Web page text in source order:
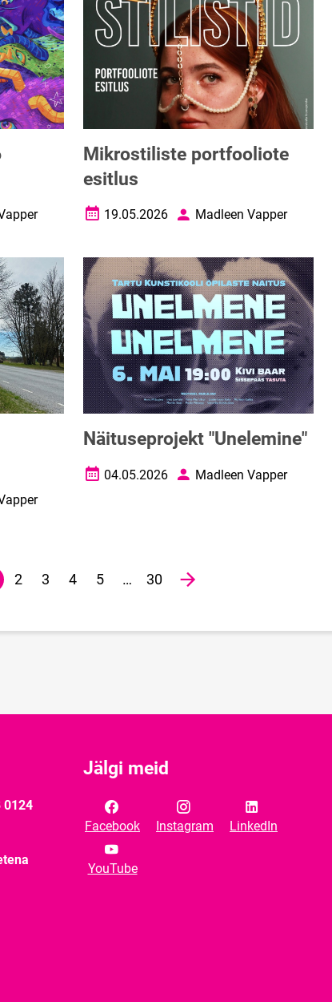
Mikrostiliste portfooliote
esitlus
Loomise kuupäev
19.05.2026 AutorMadleen Vapper
Näituseprojekt "Unelemine"
Loomise kuupäev
04.05.2026 AutorMadleen Vapper
lehekülg
Veebileht
2 Veebileht
3 Veebileht
4 Veebileht
5 … page
30 Järgmine lehekülg
0124
Jälgi meid
Facebook Instagram LinkedIn
YouTube